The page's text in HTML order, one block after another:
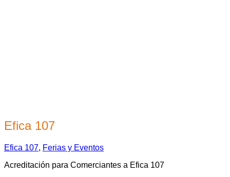
Efica 107
Efica 107, Ferias y Eventos
Acreditación para Comerciantes a Efica 107